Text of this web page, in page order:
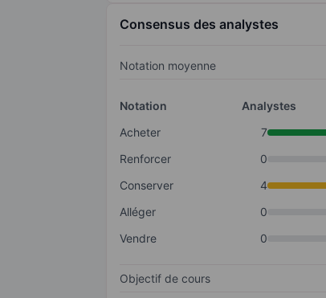
Consensus des analystes
Notation moyenne
Notation
Analystes
Acheter
7
Renforcer
0
Conserver
4
Alléger
0
Vendre
0
Objectif de cours